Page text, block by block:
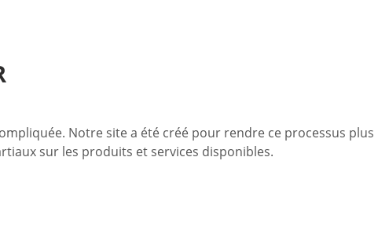
Notre site a été créé pour rendre ce processus plus
sur les produits et services disponibles.